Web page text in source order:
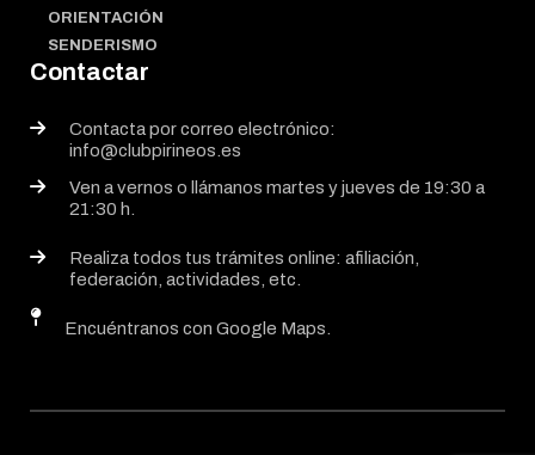
ORIENTACIÓN
SENDERISMO
Contactar
Contacta por correo electrónico:
info@clubpirineos.es
Ven a vernos o llámanos martes y jueves de 19:30 a
21:30 h.
Realiza todos tus trámites online: afiliación,
federación, actividades, etc.
Encuéntranos con Google Maps.